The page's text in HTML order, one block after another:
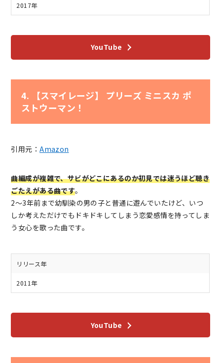
2017年
YouTube
4. 【スマイレージ】 プリーズ ミニスカ ポ
ストウーマン！
引用元：Amazon
曲編成が複雑で、サビがどこにあるのか初見では迷うほど聴き
ごたえがある曲です。
2〜3年前まで幼馴染の男の子と普通に遊んでいたけど、いつ
しか考えただけでもドキドキしてしまう恋愛感情を持ってしま
う女心を歌った曲です。
リリース年
2011年
YouTube